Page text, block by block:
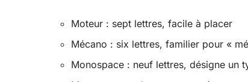
Moteur : sept lettres, facile à placer
Mécano : six lettres, familier pour «
Monospace : neuf lettres, désigne un